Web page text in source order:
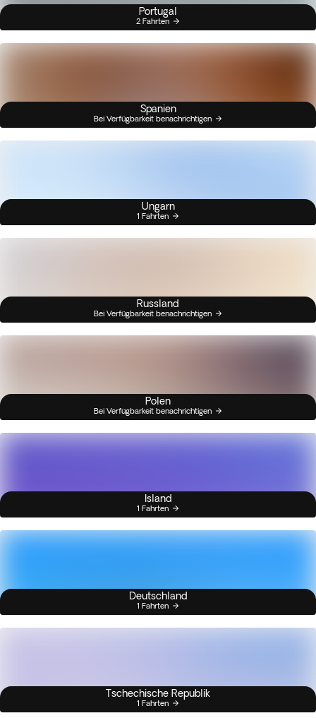
Portugal
2 Fahrten
Spanien
Bei Verfügbarkeit benachrichtigen
Ungarn
1 Fahrten
Russland
Bei Verfügbarkeit benachrichtigen
Polen
Bei Verfügbarkeit benachrichtigen
Island
1 Fahrten
Deutschland
1 Fahrten
Tschechische Republik
1 Fahrten